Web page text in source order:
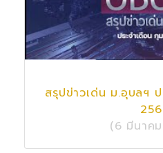
สรุปข่าวเด่น ม.อุบลฯ
(6 มีนาค